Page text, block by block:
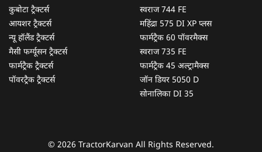
कुबोटा ट्रैक्टर्स
आयशर ट्रैक्टर्स
न्यू हॉलैंड ट्रैक्टर्स
मैसी फर्ग्यूसन ट्रैक्टर्स
फार्मट्रैक ट्रैक्टर्स
पॉवरट्रैक ट्रैक्टर्स
स्वराज 744 FE
महिंद्रा 575 DI XP प्लस
फार्मट्रैक 60 पॉवरमैक्स
स्वराज 735 FE
फार्मट्रैक 45 अल्ट्रामैक्स
जॉन डियर 5050 D
सोनालिका DI 35
© 2026 TractorKarvan All Rights Reserved.